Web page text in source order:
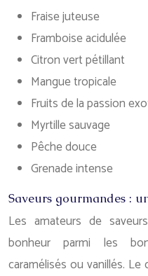
Fraise juteuse
Framboise acidulée
Citron vert pétillant
Mangue tropicale
Fruits de la passion
Myrtille sauvage
Pêche douce
Grenade intense
Saveurs gourmandes :
Les amateurs de
bonheur parmi les
caramélisés ou vanillés.